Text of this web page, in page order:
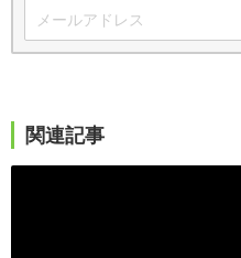
関連記事